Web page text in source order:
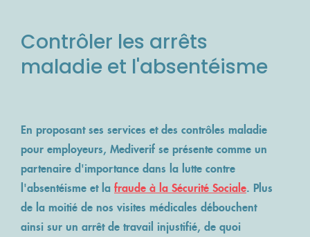
Contrôler les arrêts
maladie et l'absentéisme
En proposant ses services et des contrôles maladie
pour employeurs, Mediverif se présente comme un
partenaire d'importance dans la lutte contre
l'absentéisme et la fraude à la Sécurité Sociale. Plus
de la moitié de nos visites médicales débouchent
ainsi sur un arrêt de travail injustifié, de quoi